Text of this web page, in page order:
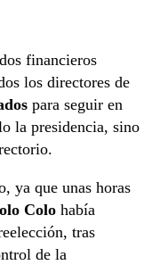
financieros
los directores de
para seguir en
la presidencia, sino
ya que unas horas
Colo había
tras
de la